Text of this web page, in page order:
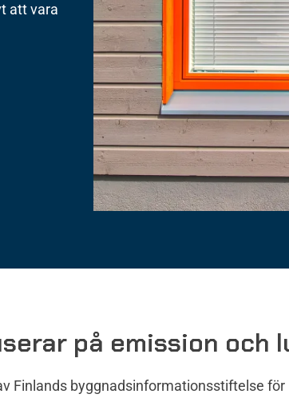
att vara
på emission och
Finlands byggnadsinformationsstiftelse för